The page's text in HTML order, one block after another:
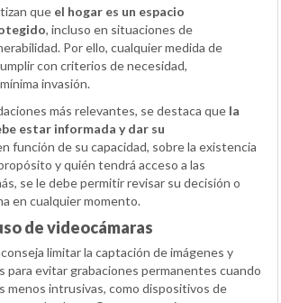
que el hogar es un espacio
, incluso en situaciones de
Por ello, cualquier medida de
con criterios de necesidad,
invasión.
más relevantes, se destaca que la
estar informada y dar su
función de su capacidad, sobre la existencia
y quién tendrá acceso a las
se le debe permitir revisar su decisión o
en cualquier momento.
de videocámaras
limitar la captación de imágenes y
para evitar grabaciones permanentes cuando
menos intrusivas, como dispositivos de